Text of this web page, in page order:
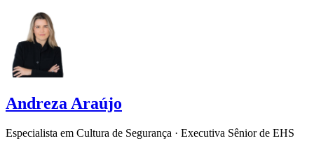
Andreza Araújo
Especialista em Cultura de Segurança · Executiva Sênior de EHS